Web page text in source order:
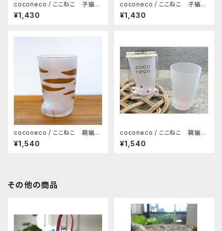
coconeco / ここねこ 子猫タ
ンブラー 230ml（トラ）
¥1,430
coconeco / ここねこ 子猫タ
ンブラー 230ml（ブチ）
¥1,430
coconeco / ここねこ 親猫タ
ンブラー 300ml（トラ）
¥1,540
coconeco / ここねこ 親猫タ
ンブラー 300ml（ムジ）
¥1,540
その他の商品